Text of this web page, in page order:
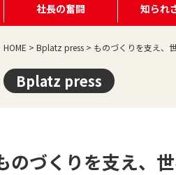
社長の奮闘 知られ
HOME > Bplatz press > ものづくりを支え、
Bplatz press
のづくりを支え、